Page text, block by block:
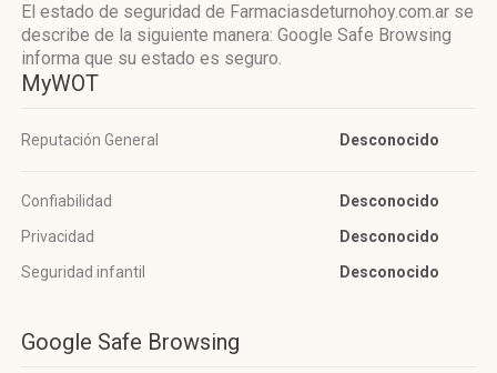
El estado de seguridad de Farmaciasdeturnohoy.com.ar se
describe de la siguiente manera: Google Safe Browsing
informa que su estado es seguro.
MyWOT
Reputación General Desconocido
Confiabilidad
Desconocido
Privacidad
Desconocido
Seguridad infantil
Desconocido
Google Safe Browsing